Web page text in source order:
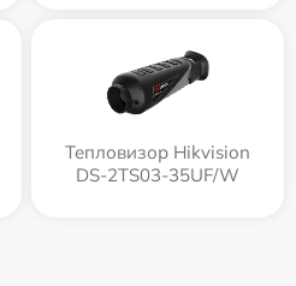
Тепловизор Hikvision
DS-2TS03-35UF/W